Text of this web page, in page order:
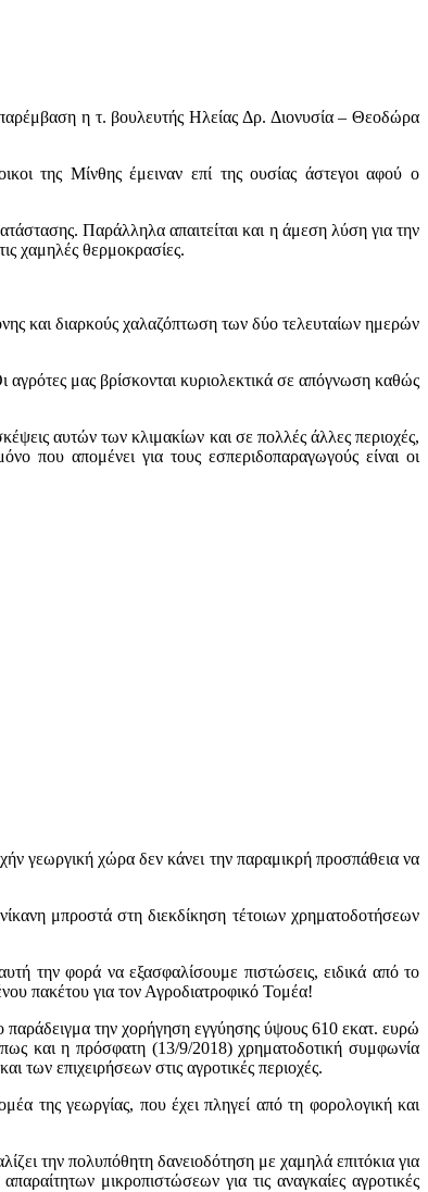
η τ. βουλευτής Ηλείας Δρ. Διονυσία – Θεοδώρα
της Μίνθης έμειναν επί της ουσίας άστεγοι αφού ο
Παράλληλα απαιτείται και η άμεση λύση για την
χαμηλές θερμοκρασίες.
και διαρκούς χαλαζόπτωση των δύο τελευταίων ημερών
αγρότες μας βρίσκονται κυριολεκτικά σε απόγνωση καθώς
αυτών των κλιμακίων και σε πολλές άλλες περιοχές,
που απομένει για τους εσπεριδοπαραγωγούς είναι οι
γεωργική χώρα δεν κάνει την παραμικρή προσπάθεια να
μπροστά στη διεκδίκηση τέτοιων χρηματοδοτήσεων
την φορά να εξασφαλίσουμε πιστώσεις, ειδικά από το
πακέτου για τον Αγροδιατροφικό Τομέα!
παράδειγμα την χορήγηση εγγύησης ύψους 610 εκατ. ευρώ
και η πρόσφατη (13/9/2018) χρηματοδοτική συμφωνία
επιχειρήσεων στις αγροτικές περιοχές.
της γεωργίας, που έχει πληγεί από τη φορολογική και
την πολυπόθητη δανειοδότηση με χαμηλά επιτόκια για
μικροπιστώσεων για τις αναγκαίες αγροτικές